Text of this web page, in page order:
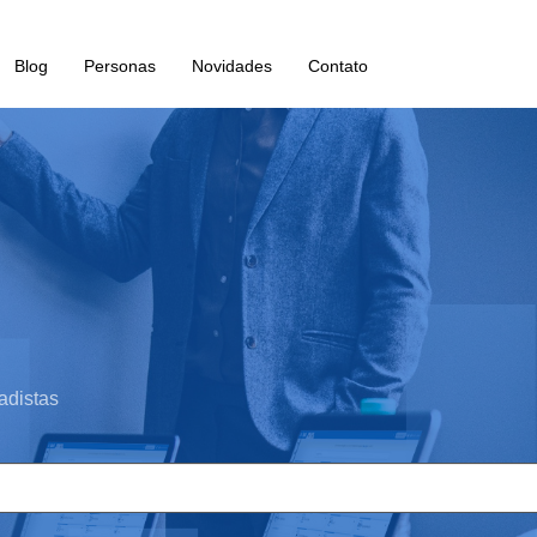
Blog Personas Novidades Contato